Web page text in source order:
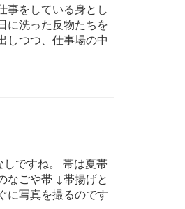
事をしている身とし
に洗った反物たちを
しつつ、仕事場の中
ですね。 帯は夏帯
なごや帯 ↓帯揚げと
に写真を撮るのです